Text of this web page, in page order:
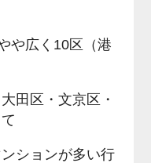
や広く10区（港
田区・文京区・
ションが多い行